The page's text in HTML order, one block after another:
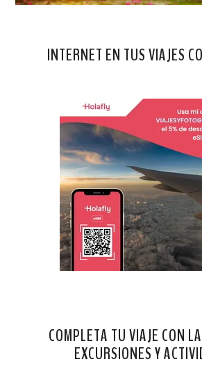
INTERNET EN TUS VIAJES
COMPLETA TU VIAJE CON
EXCURSIONES Y